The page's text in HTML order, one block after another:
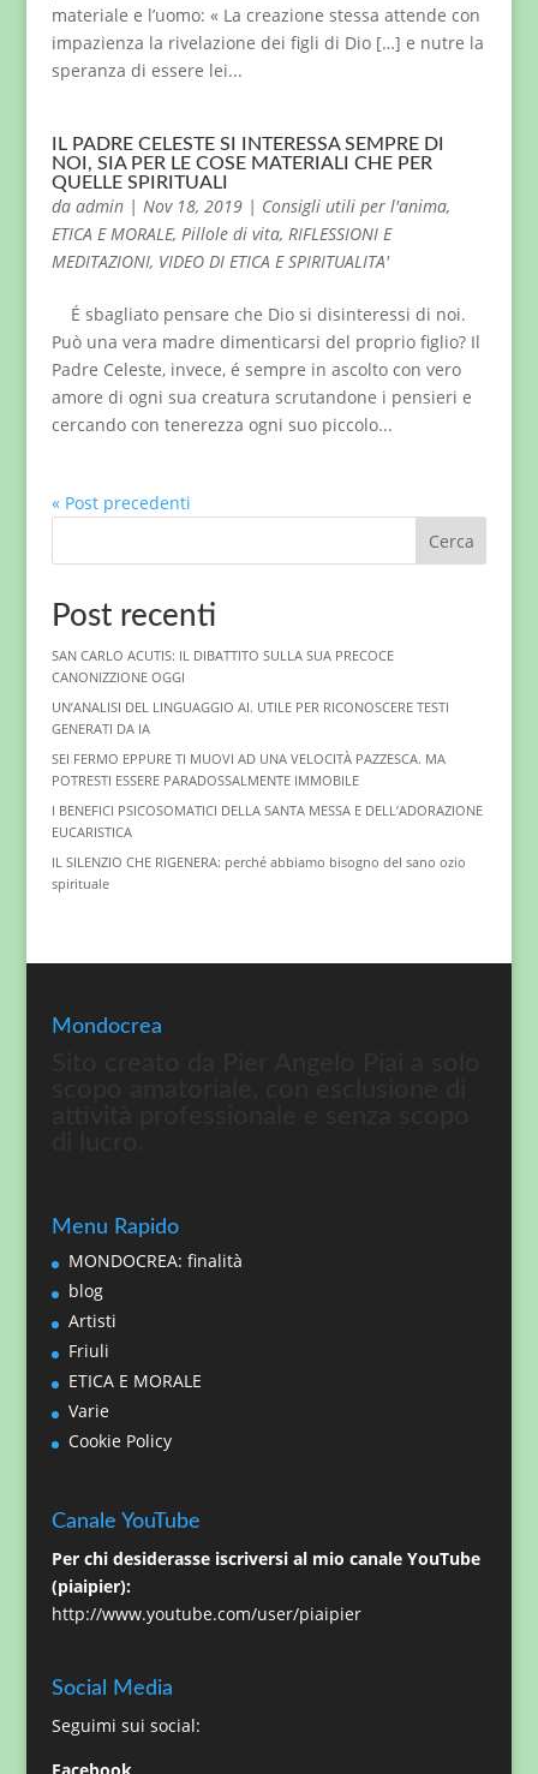
materiale e l’uomo: « La creazione stessa attende con
impazienza la rivelazione dei figli di Dio […] e nutre la
speranza di essere lei...
IL PADRE CELESTE SI INTERESSA SEMPRE DI
NOI, SIA PER LE COSE MATERIALI CHE PER
QUELLE SPIRITUALI
da admin| Nov 18, 2019| Consigli utili per l'anima,
ETICA E MORALE, Pillole di vita, RIFLESSIONI E
MEDITAZIONI, VIDEO DI ETICA E SPIRITUALITA'
É sbagliato pensare che Dio si disinteressi di noi.
Può una vera madre dimenticarsi del proprio figlio? Il
Padre Celeste, invece, é sempre in ascolto con vero
amore di ogni sua creatura scrutandone i pensieri e
cercando con tenerezza ogni suo piccolo...
« Post precedenti
Cerca
Post recenti
SAN CARLO ACUTIS: IL DIBATTITO SULLA SUA PRECOCE
CANONIZZIONE OGGI
UN’ANALISI DEL LINGUAGGIO AI. UTILE PER RICONOSCERE TESTI
GENERATI DA IA
SEI FERMO EPPURE TI MUOVI AD UNA VELOCITÀ PAZZESCA. MA
POTRESTI ESSERE PARADOSSALMENTE IMMOBILE
I BENEFICI PSICOSOMATICI DELLA SANTA MESSA E DELL’ADORAZIONE
EUCARISTICA
IL SILENZIO CHE RIGENERA: perché abbiamo bisogno del sano ozio
spirituale
Mondocrea
Menu Rapido
MONDOCREA: finalità
blog
Artisti
Friuli
ETICA E MORALE
Varie
Cookie Policy
Canale YouTube
Per chi desiderasse iscriversi al mio canale YouTube
(piaipier):
http://www.youtube.com/user/piaipier
Social Media
Seguimi sui social:
Facebook